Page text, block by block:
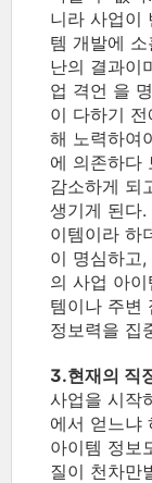
니라 사업이
템 개발에 소
난의 결과이
업 격언 을
이 다하기
해 노력하여
에 의존하다
감소하게 되
생기게 된다
이템이라 하
이 명심하고
의 사업 아
템이나 주변
정보력을 집
3.현재의 직
사업을 시작
에서 얻느냐
아이템 정보
질이 천차만